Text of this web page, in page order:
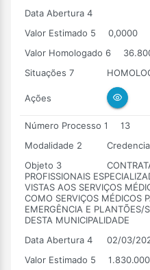
Data Abertura 4
Valor Estimado 5
0,0000
Valor Homologado 6
Situações 7
Ações
Número Processo 1
13
Modalidade 2
Objeto 3
PROFISSIONAIS
VISTAS AOS SERVIÇOS
COMO SERVIÇOS MÉDICOS
EMERGÊNCIA E PLANTÕES/
DESTA MUNICIPALIDADE
Data Abertura 4
02/03/
Valor Estimado 5